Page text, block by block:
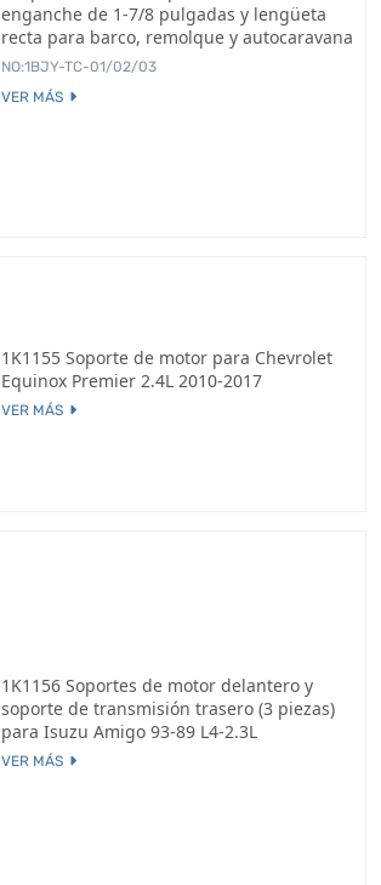
enganche de 1-7/8 pulgadas y lengüeta
recta para barco, remolque y autocaravana
NO:1BJY-TC-01/02/03
VER MÁS
1K1155 Soporte de motor para Chevrolet
Equinox Premier 2.4L 2010-2017
VER MÁS
1K1156 Soportes de motor delantero y
soporte de transmisión trasero (3 piezas)
para Isuzu Amigo 93-89 L4-2.3L
VER MÁS